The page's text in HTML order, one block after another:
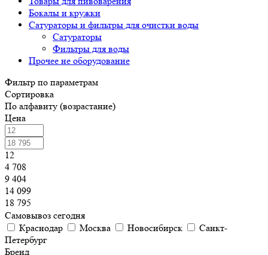
Бокалы и кружки
Сатураторы и фильтры для очистки воды
Сатураторы
Фильтры для воды
Прочее не оборудование
Фильтр по параметрам
Сортировка
По алфавиту (возрастание)
Цена
12
4 708
9 404
14 099
18 795
Самовывоз сегодня
Краснодар
Москва Новосибирск
Санкт-
Петербург
Бренд